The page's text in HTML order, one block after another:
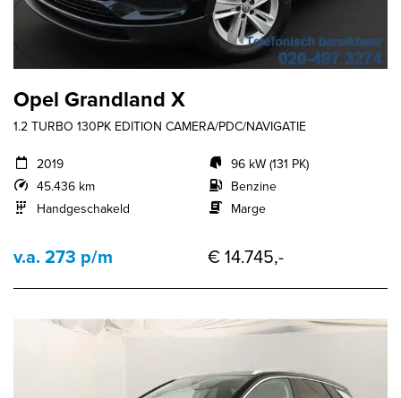
Opel Grandland X
1.2 TURBO 130PK EDITION CAMERA/PDC/NAVIGATIE
2019
45.436 km
Handgeschakeld
96 kW (131 PK)
Benzine
Marge
v.a. 273 p/m € 14.745,-